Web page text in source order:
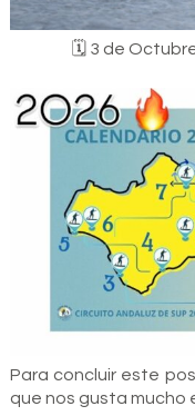
🗓️​ 3 de
Para concluir este
que nos gusta mucho